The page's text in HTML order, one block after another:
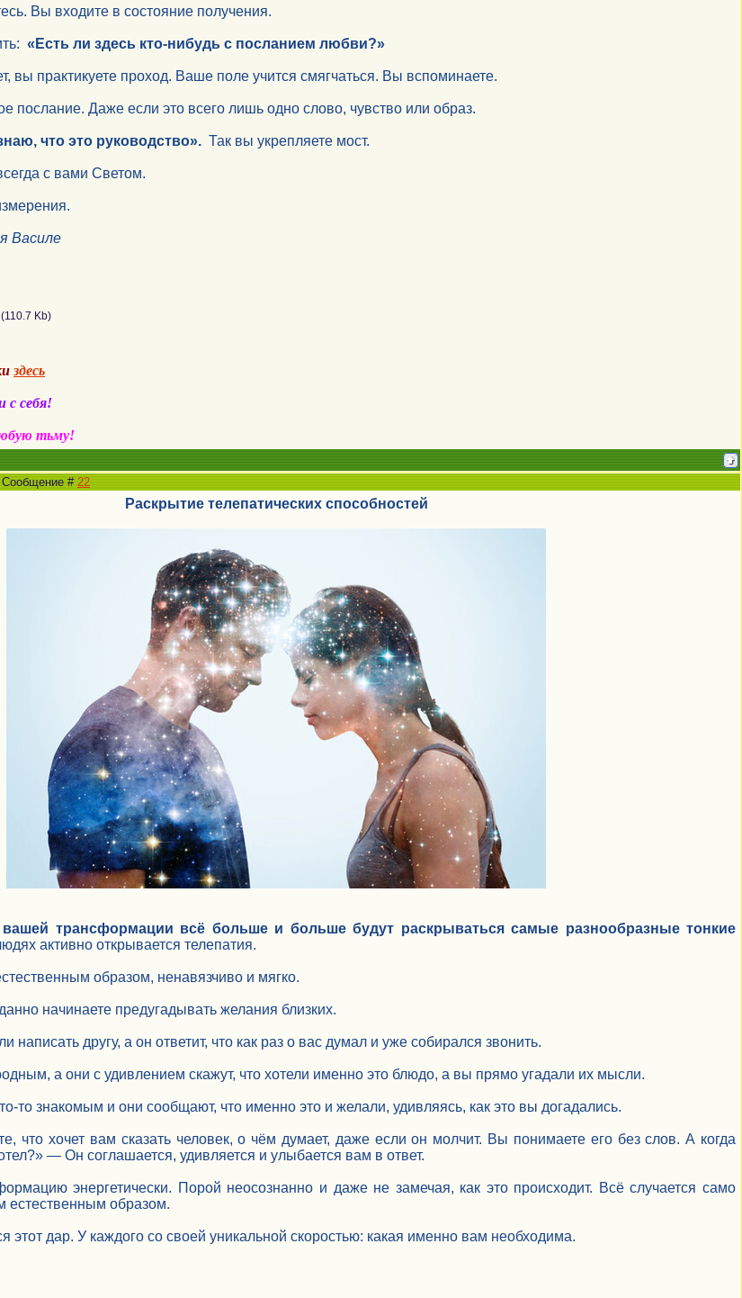
Вы входите в состояние получения.
«Есть ли здесь кто-нибудь с посланием любви?»
вы практикуете проход. Ваше поле учится смягчаться. Вы вспоминаете.
послание. Даже если это всего лишь одно слово, чувство или образ.
что это руководство». Так вы укрепляете мост.
с вами Светом.
Василе
(110.7 Kb)
здесь
с себя!
тьму!
Сообщение #22
Раскрытие телепатических способностей
трансформации всё больше и больше будут раскрываться самые разнообразные тонкие
активно открывается телепатия.
образом, ненавязчиво и мягко.
начинаете предугадывать желания близких.
написать другу, а он ответит, что как раз о вас думал и уже собирался звонить.
а они с удивлением скажут, что хотели именно это блюдо, а вы прямо угадали их мысли.
то знакомым и они сообщают, что именно это и желали, удивляясь, как это вы догадались.
что хочет вам сказать человек, о чём думает, даже если он молчит. Вы понимаете его без слов. А когда
— Он соглашается, удивляется и улыбается вам в ответ.
энергетически. Порой неосознанно и даже не замечая, как это происходит. Всё случается само
естественным образом.
этот дар. У каждого со своей уникальной скоростью: какая именно вам необходима.